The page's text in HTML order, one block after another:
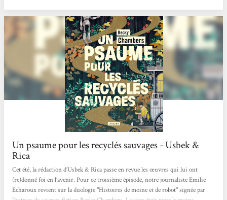
Un psaume pour les recyclés sauvages - Usbek &
Rica
Cet été, la rédaction d’Usbek & Rica passe en revue les œuvres qui lui ont
(re)donné foi en l’avenir. Pour ce troisième épisode, notre journaliste Emilie
Echaroux revient sur la duologie "Histoires de moine et de robot" signée par